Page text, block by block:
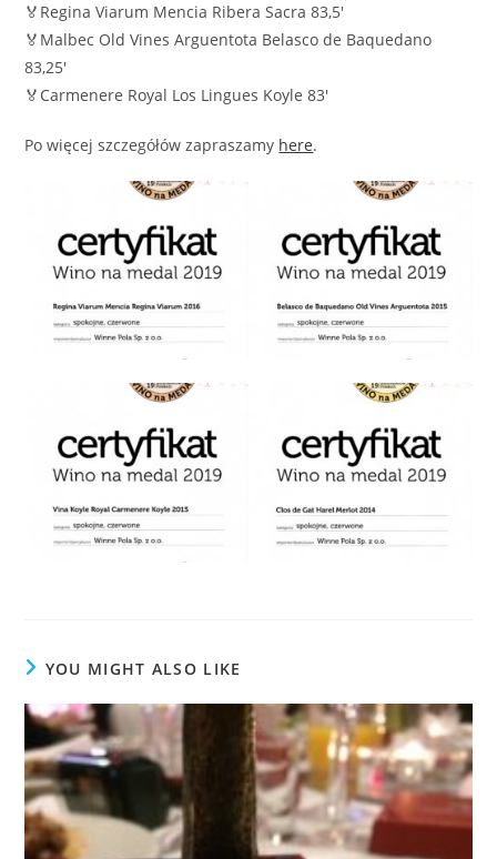
🏅 Regina Viarum Mencia Ribera Sacra 83,5′
🏅 Malbec Old Vines Arguentota Belasco de Baquedano
83,25′
🏅 Carmenere Royal Los Lingues Koyle 83′
Po więcej szczegółów zapraszamy here.
YOU MIGHT ALSO LIKE